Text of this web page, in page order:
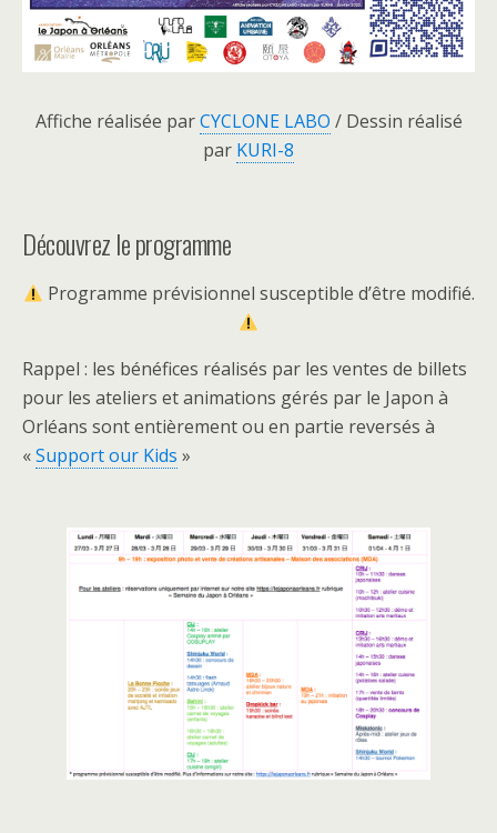
Affiche réalisée parCYCLONE LABO / Dessin réalisé
par KURI-8
Découvrez le programme
Programme prévisionnel susceptible d’être modifié.
Rappel : les bénéfices réalisés par les ventes de billets
pour les ateliers et animations gérés par le Japon à
Orléans sont entièrement ou en partie reversés à
«Support our Kids »